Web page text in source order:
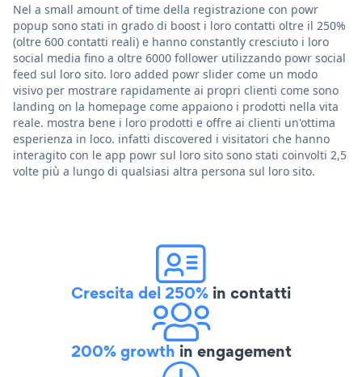
Nel a small amount of time della registrazione con powr
popup sono stati in grado di boost i loro contatti oltre il 250%
(oltre 600 contatti reali) e hanno constantly cresciuto i loro
social media fino a oltre 6000 follower utilizzando powr social
feed sul loro sito. loro added powr slider come un modo
visivo per mostrare rapidamente ai propri clienti come sono
landing on la homepage come appaiono i prodotti nella vita
reale. mostra bene i loro prodotti e offre ai clienti un'ottima
esperienza in loco. infatti discovered i visitatori che hanno
interagito con le app powr sul loro sito sono stati coinvolti 2,5
volte più a lungo di qualsiasi altra persona sul loro sito.
Crescita del 250% in contatti
200% growth in engagement